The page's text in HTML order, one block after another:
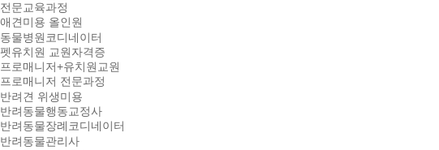
전문교육과정
애견미용 올인원
동물병원코디네이터
펫유치원 교원자격증
프로매니저+유치원교원
프로매니저 전문과정
반려견 위생미용
반려동물행동교정사
반려동물장례코디네이터
반려동물관리사